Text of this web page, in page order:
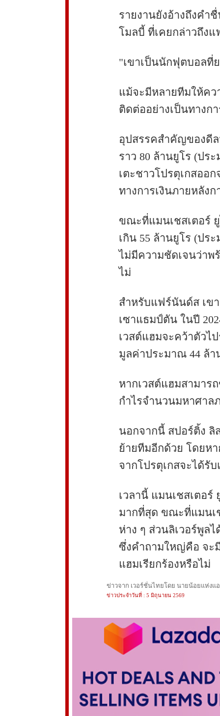
รายงานยังอ้างถึงคำ
โมลบี้ ที่เคยกล่าวถึง
"เขาเป็นนักฟุตบอลที่
แม้จะมีหลายทีมให้ค
ติดต่ออย่างเป็นทางก
อุปสรรคสำคัญของดีล
ราว 80 ล้านยูโร (ปร
เตะชาวโปรตุเกสออ
ทางการเงินภายหลัง
ขณะที่แมนเชสเตอร์
เกิน 55 ล้านยูโร (ปร
ไม่มีความชัดเจนว่าพ
ไม่
สำหรับแฟร์นันด์ส เข
เซาแธมป์ตัน ในปี
เวสต์แฮมจะคว้าตัวไ
มูลค่าประมาณ 44 ล้า
หากเวสต์แฮมสามาร
กำไรจำนวนมหาศาล
นอกจากนี้ สปอร์ติ้ง ลิ
ย้ายทีมอีกด้วย โดยห
จากโปรตุเกสจะได้รั
เวลานี้ แมนเชสเตอร์
มากที่สุด ขณะที่แมนเ
ห่าง ๆ ส่วนลิเวอร์พูล
ซึ่งคำถามใหญ่คือ จะ
แฮมเรียกร้องหรือไม่
ข่าวจาก เวอร์ชั่นไทยโดย นายน้อยแห่งแ
ข่าวประจำวันที่ : 5 มิถุนายน 2569